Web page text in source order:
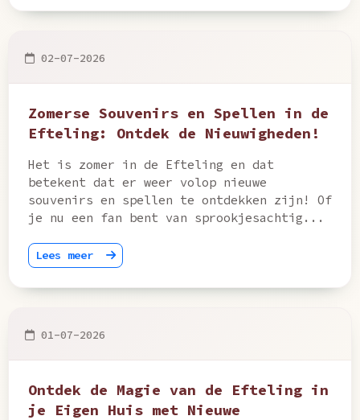
02-07-2026
Zomerse Souvenirs en Spellen in de
Efteling: Ontdek de Nieuwigheden!
Het is zomer in de Efteling en dat
betekent dat er weer volop nieuwe
souvenirs en spellen te ontdekken zijn! Of
je nu een fan bent van sprookjesachtig...
Lees meer
01-07-2026
Ontdek de Magie van de Efteling in
je Eigen Huis met Nieuwe